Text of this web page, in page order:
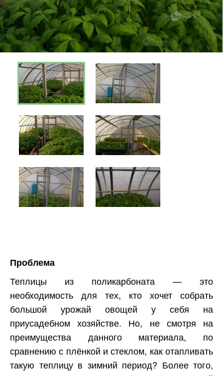
Проблема
Теплицы из поликарбоната — это
необходимость для тех, кто хочет собрать
большой урожай овощей у себя на
приусадебном хозяйстве. Но, не смотря на
преимущества данного материала, по
сравнению с плёнкой и стеклом, как отапливать
такую теплицу в зимний период? Более того,